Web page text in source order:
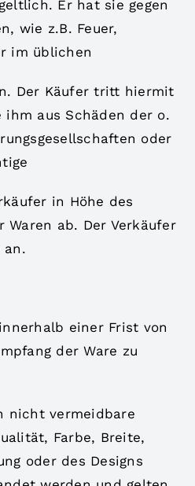
Er hat sie gegen
wie z.B. Feuer,
im üblichen
Der Käufer tritt hiermit
ihm aus Schäden der o.
oder
in Höhe des
Waren ab. Der Verkäufer
an.
einer Frist von
der Ware zu
nicht vermeidbare
Farbe, Breite,
oder des Designs